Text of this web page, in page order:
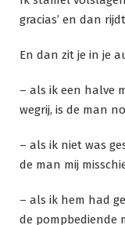
gracias’ en dan
En dan zit je in je
– als ik een halve
wegrij, is de man
– als ik niet was
de man mij
– als ik hem had
de